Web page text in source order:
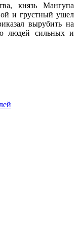
князь Мангупа
и грустный ушел
вырубить на
людей сильных и